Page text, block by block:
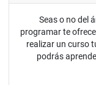
Seas o no del
programar te
realizar un curso
podrás